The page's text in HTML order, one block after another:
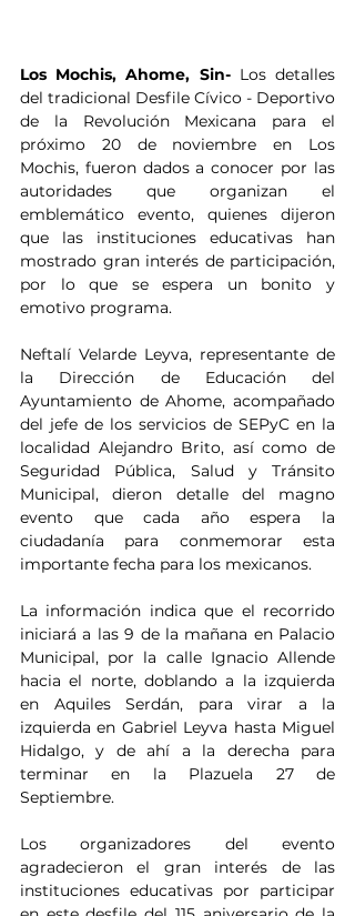
Los Mochis, Ahome, Sin- Los detalles
del tradicional Desfile Cívico - Deportivo
de la Revolución Mexicana para el
próximo 20 de noviembre en Los
Mochis, fueron dados a conocer por las
autoridades que organizan el
emblemático evento, quienes dijeron
que las instituciones educativas han
mostrado gran interés de participación,
por lo que se espera un bonito y
emotivo programa.
Neftalí Velarde Leyva, representante de
la Dirección de Educación del
Ayuntamiento de Ahome, acompañado
del jefe de los servicios de SEPyC en la
localidad Alejandro Brito, así como de
Seguridad Pública, Salud y Tránsito
Municipal, dieron detalle del magno
evento que cada año espera la
ciudadanía para conmemorar esta
importante fecha para los mexicanos.
La información indica que el recorrido
iniciará a las 9 de la mañana en Palacio
Municipal, por la calle Ignacio Allende
hacia el norte, doblando a la izquierda
en Aquiles Serdán, para virar a la
izquierda en Gabriel Leyva hasta Miguel
Hidalgo, y de ahí a la derecha para
terminar en la Plazuela 27 de
Septiembre.
Los organizadores del evento
agradecieron el gran interés de las
instituciones educativas por participar